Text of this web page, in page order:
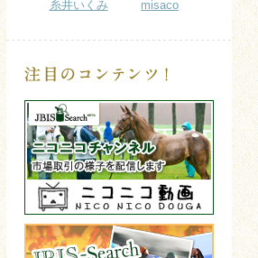
糸井いくみ misaco